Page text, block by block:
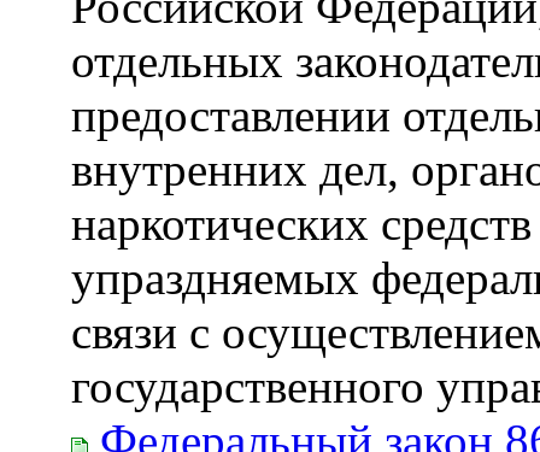
отдельных
предоставлении
внутренних дел,
наркотических
упраздняемых
связи с
государственного
Федеральный закон